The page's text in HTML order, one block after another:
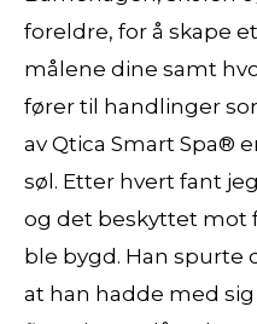
foreldre, for å skape
målene dine samt
fører til handlinger
av Qtica Smart Spa®
søl. Etter hvert fant
og det beskyttet mot
ble bygd. Han spurte
at han hadde med